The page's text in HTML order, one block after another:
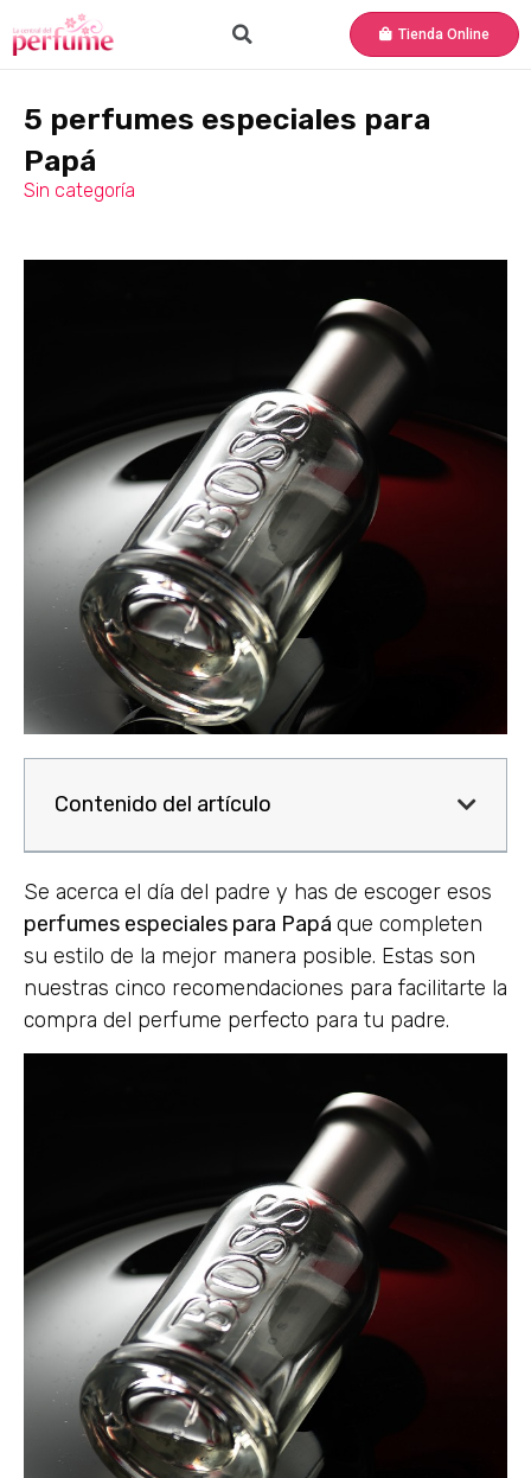
Tienda Online
5 perfumes especiales para
Papá
Sin categoría
Contenido del artículo
Se acerca el día del padre y has de escoger esos
perfumes especiales para Papá que completen
su estilo de la mejor manera posible. Estas son
nuestras cinco recomendaciones para facilitarte la
compra del perfume perfecto para tu padre.